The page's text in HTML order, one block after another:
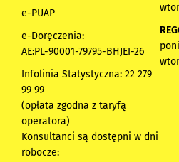
e-PUAP
e-Doręczenia:
AE:PL-90001-79795-BHJEI-26
Infolinia Statystyczna: 22 279
99 99
(opłata zgodna z taryfą
operatora)
Konsultanci są dostępni w dni
robocze: